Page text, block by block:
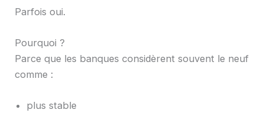
Parfois oui.
Pourquoi ?
Parce que les banques considèrent souvent le neuf
comme :
plus stable